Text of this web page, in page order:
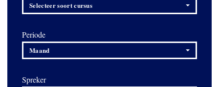
Selecteer soort cursus
Periode
Maand
Spreker